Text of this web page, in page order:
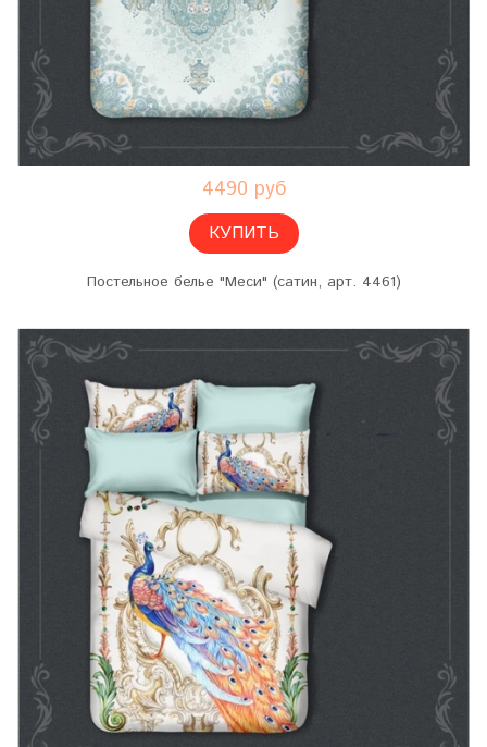
4490 руб
КУПИТЬ
Постельное белье "Меси" (сатин, арт. 4461)